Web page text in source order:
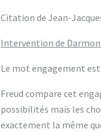
Citation de Jean-
Intervention de
Le mot engagement
Freud compare cet
possibilités mais les
exactement la même